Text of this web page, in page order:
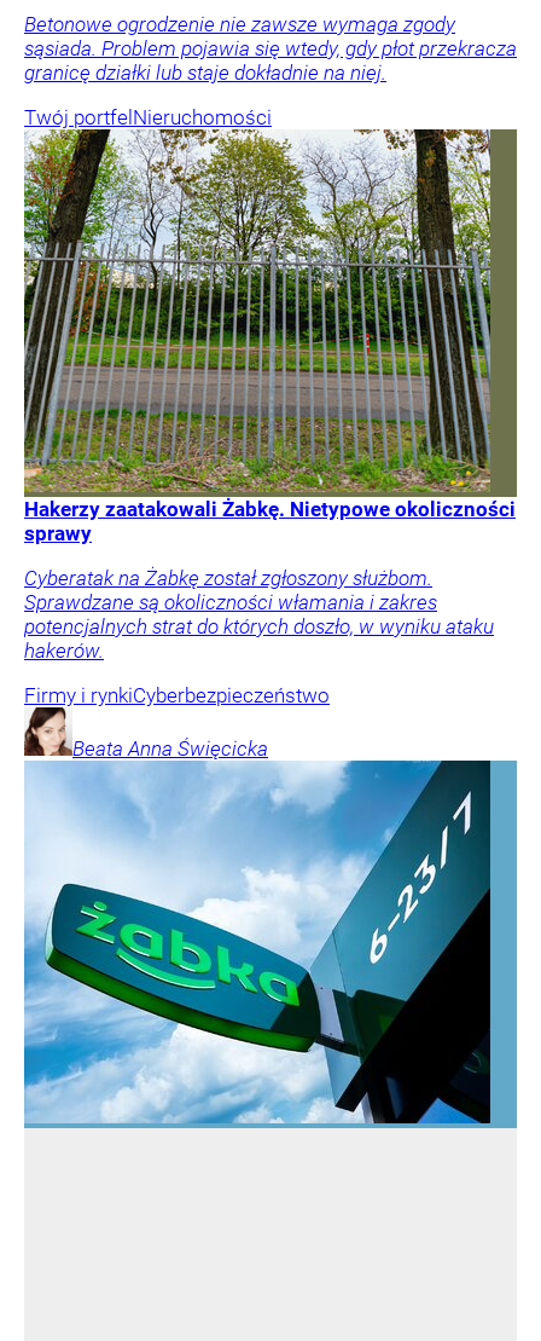
Betonowe ogrodzenie nie zawsze wymaga zgody
sąsiada. Problem pojawia się wtedy, gdy płot przekracza
granicę działki lub staje dokładnie na niej.
Twój portfelNieruchomości
Hakerzy zaatakowali Żabkę. Nietypowe okoliczności
sprawy
Cyberatak na Żabkę został zgłoszony służbom.
Sprawdzane są okoliczności włamania i zakres
potencjalnych strat do których doszło, w wyniku ataku
hakerów.
Firmy i rynkiCyberbezpieczeństwo
Beata Anna Święcicka